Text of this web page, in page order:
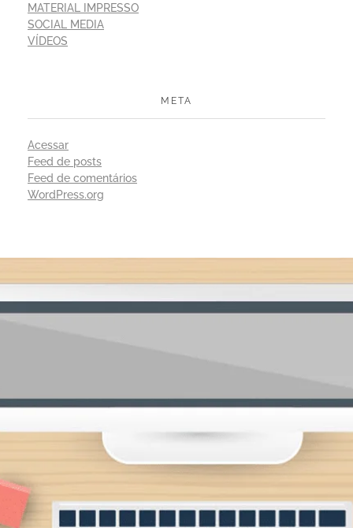
MATERIAL IMPRESSO
SOCIAL MEDIA
VÍDEOS
META
Acessar
Feed de posts
Feed de comentários
WordPress.org